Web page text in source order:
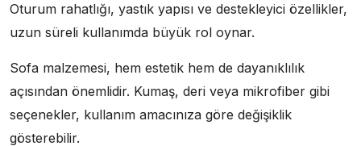
Oturum rahatlığı, yastık yapısı ve destekleyici özellikler,
uzun süreli kullanımda büyük rol oynar.
Sofa malzemesi, hem estetik hem de dayanıklılık
açısından önemlidir. Kumaş, deri veya mikrofiber gibi
seçenekler, kullanım amacınıza göre değişiklik
gösterebilir.